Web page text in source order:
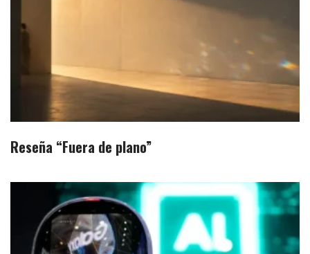
Reseña “Fuera de plano”